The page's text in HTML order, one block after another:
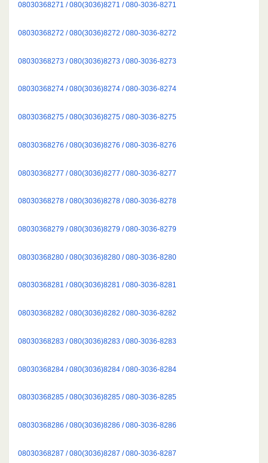
08030368271 / 080(3036)8271 / 080-3036-8271
08030368272 / 080(3036)8272 / 080-3036-8272
08030368273 / 080(3036)8273 / 080-3036-8273
08030368274 / 080(3036)8274 / 080-3036-8274
08030368275 / 080(3036)8275 / 080-3036-8275
08030368276 / 080(3036)8276 / 080-3036-8276
08030368277 / 080(3036)8277 / 080-3036-8277
08030368278 / 080(3036)8278 / 080-3036-8278
08030368279 / 080(3036)8279 / 080-3036-8279
08030368280 / 080(3036)8280 / 080-3036-8280
08030368281 / 080(3036)8281 / 080-3036-8281
08030368282 / 080(3036)8282 / 080-3036-8282
08030368283 / 080(3036)8283 / 080-3036-8283
08030368284 / 080(3036)8284 / 080-3036-8284
08030368285 / 080(3036)8285 / 080-3036-8285
08030368286 / 080(3036)8286 / 080-3036-8286
08030368287 / 080(3036)8287 / 080-3036-8287